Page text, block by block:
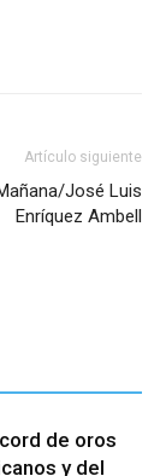
Artículo siguiente
José Luis
Enríquez Ambell
de oros
y del